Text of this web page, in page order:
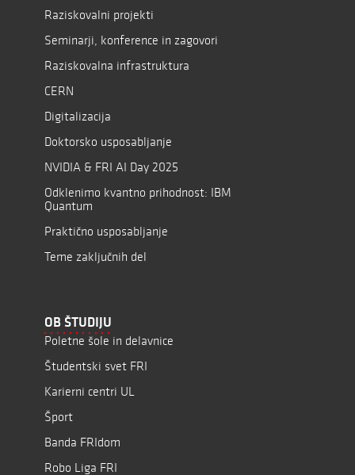
Raziskovalni projekti
Seminarji, konference in zagovori
Raziskovalna infrastruktura
CERN
Digitalizacija
Doktorsko usposabljanje
NVIDIA & FRI AI Day 2025
Odklenimo kvantno prihodnost: IBM
Quantum
Praktično usposabljanje
Teme zaključnih del
OB ŠTUDIJU
Poletne šole in delavnice
Študentski svet FRI
Karierni centri UL
Šport
Banda FRIdom
Robo Liga FRI